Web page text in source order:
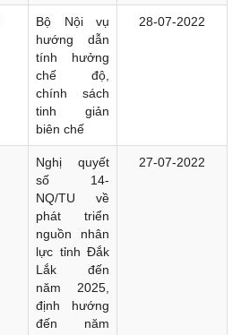
Bộ Nội vụ
hướng dẫn
tính hưởng
chế độ,
chính sách
tinh giản
biên chế
28-07-2022
Nghị quyết
số 14-
NQ/TU về
phát triển
nguồn nhân
lực tỉnh Đắk
Lắk đến
năm 2025,
định hướng
đến năm
27-07-2022